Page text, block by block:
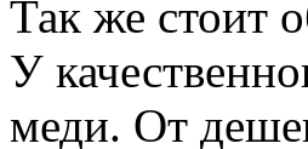
Так же стоит
У
меди. От